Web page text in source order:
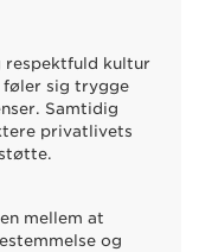
respektfuld kultur
føler sig trygge
Samtidig
privatlivets
mellem at
og